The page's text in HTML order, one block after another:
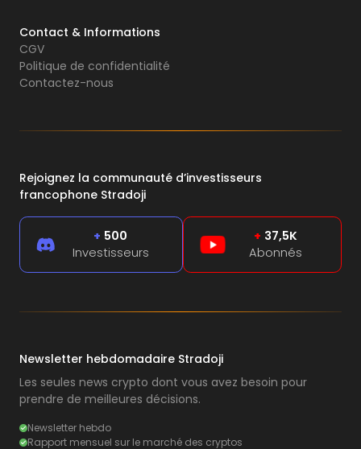
Contact & Informations
CGV
Politique de confidentialité
Contactez-nous
Rejoignez la communauté d’investisseurs
francophone Stradoji
+ 500
Investisseurs
+ 37,5K
Abonnés
Newsletter hebdomadaire Stradoji
Les seules news crypto dont vous avez besoin pour
prendre de meilleures décisions.
Newsletter hebdo
Rapport mensuel sur le marché des cryptos